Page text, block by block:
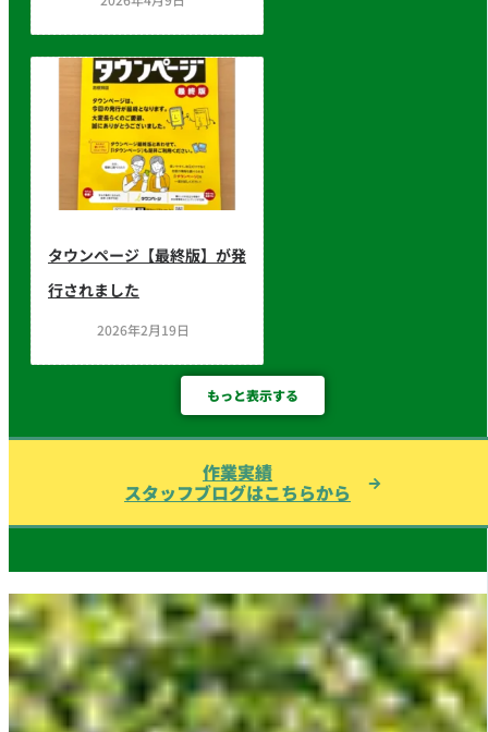
タウンページ【最終版】が発
行されました
2026年2月19日
もっと表示する
作業実績
スタッフブログはこちらから